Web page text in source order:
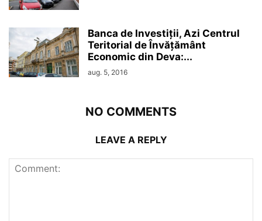
Banca de Investiții, Azi Centrul
Teritorial de Învățământ
Economic din Deva:...
aug. 5, 2016
NO COMMENTS
LEAVE A REPLY